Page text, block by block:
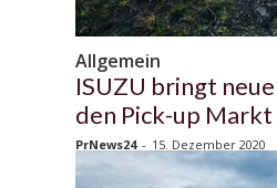
Allgemein
ISUZU bringt
den Pick-up Markt
PrNews24 - 15. Dezember 2020